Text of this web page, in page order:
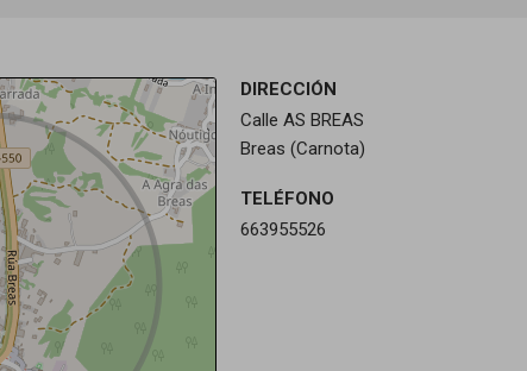
DIRECCIÓN
Calle AS BREAS
Breas (Carnota)
TELÉFONO
663955526